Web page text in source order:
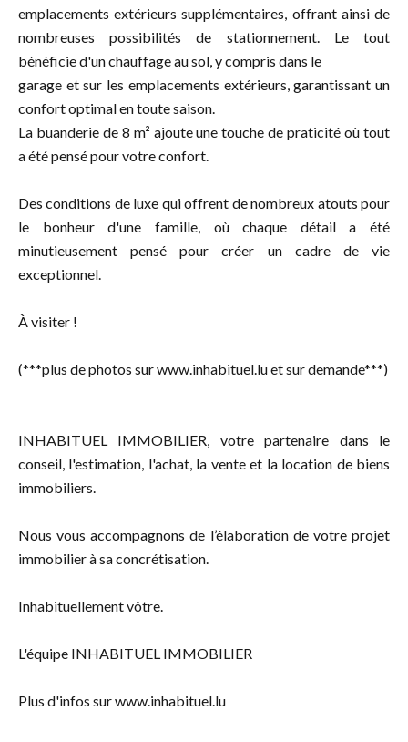
emplacements extérieurs supplémentaires, offrant ainsi de
nombreuses possibilités de stationnement. Le tout
bénéficie d'un chauffage au sol, y compris dans le
garage et sur les emplacements extérieurs, garantissant un
confort optimal en toute saison.
La buanderie de 8 m² ajoute une touche de praticité où tout
a été pensé pour votre confort.
Des conditions de luxe qui offrent de nombreux atouts pour
le bonheur d'une famille, où chaque détail a été
minutieusement pensé pour créer un cadre de vie
exceptionnel.
À visiter !
(***plus de photos sur www.inhabituel.lu et sur demande***)
INHABITUEL IMMOBILIER, votre partenaire dans le
conseil, l'estimation, l'achat, la vente et la location de biens
immobiliers.
Nous vous accompagnons de l’élaboration de votre projet
immobilier à sa concrétisation.
Inhabituellement vôtre.
L'équipe INHABITUEL IMMOBILIER
Plus d'infos sur www.inhabituel.lu